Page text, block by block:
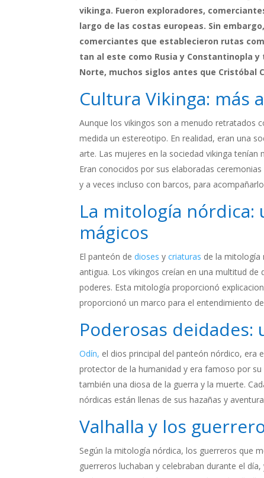
vikinga. Fueron exploradores,
largo de las costas europeas. Sin
comerciantes que establecieron rutas
tan al este como Rusia y Constantinopla
Norte, muchos siglos antes que Cristóbal
Cultura Vikinga: más
Aunque los vikingos son a menudo retratados
medida un estereotipo. En realidad, eran una
arte. Las mujeres en la sociedad vikinga
Eran conocidos por sus elaboradas
y a veces incluso con barcos, para
La mitología nórdica:
mágicos
El panteón dedioses ycriaturas de la mitología
antigua. Los vikingos creían en una multitud de
poderes. Esta mitología proporcionó
proporcionó un marco para el entendimiento
Poderosas deidades:
Odín, el dios principal del panteón nórdico, era
protector de la humanidad y era famoso por
también una diosa de la guerra y la muerte.
nórdicas están llenas de sus hazañas y
Valhalla y los
Según la mitología nórdica, los guerreros que
guerreros luchaban y celebraban durante el